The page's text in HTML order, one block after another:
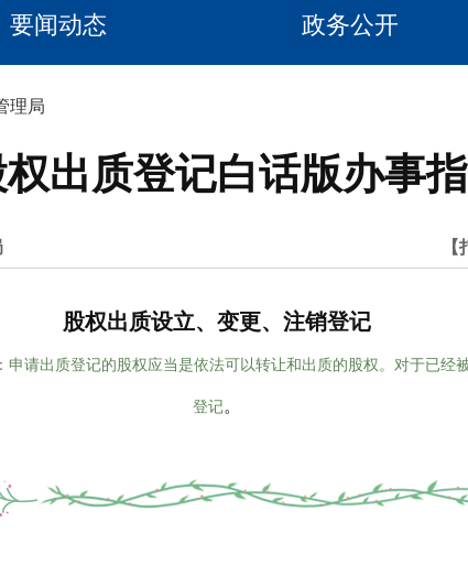
要闻动态 政务公开
理局
权出质登记白话版办事
【
股权出质设立、变更、注销登记
请出质登记的股权应当是依法可以转让和出质的股权。对于已
登记。